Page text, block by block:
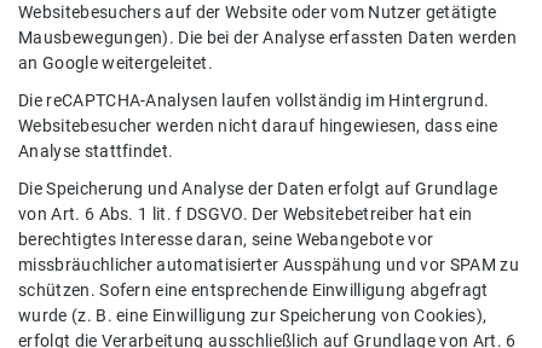
Websitebesuchers auf der Website oder vom Nutzer getätigte
Mausbewegungen). Die bei der Analyse erfassten Daten werden
an Google weitergeleitet.
Die reCAPTCHA-Analysen laufen vollständig im Hintergrund.
Websitebesucher werden nicht darauf hingewiesen, dass eine
Analyse stattfindet.
Die Speicherung und Analyse der Daten erfolgt auf Grundlage
von Art. 6 Abs. 1 lit. f DSGVO. Der Websitebetreiber hat ein
berechtigtes Interesse daran, seine Webangebote vor
missbräuchlicher automatisierter Ausspähung und vor SPAM zu
schützen. Sofern eine entsprechende Einwilligung abgefragt
wurde (z. B. eine Einwilligung zur Speicherung von Cookies),
erfolgt die Verarbeitung ausschließlich auf Grundlage von Art. 6